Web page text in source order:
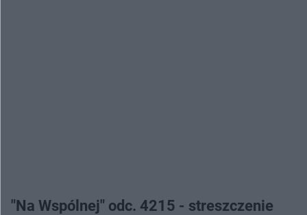
"Na Wspólnej" odc. 4215 - streszczenie